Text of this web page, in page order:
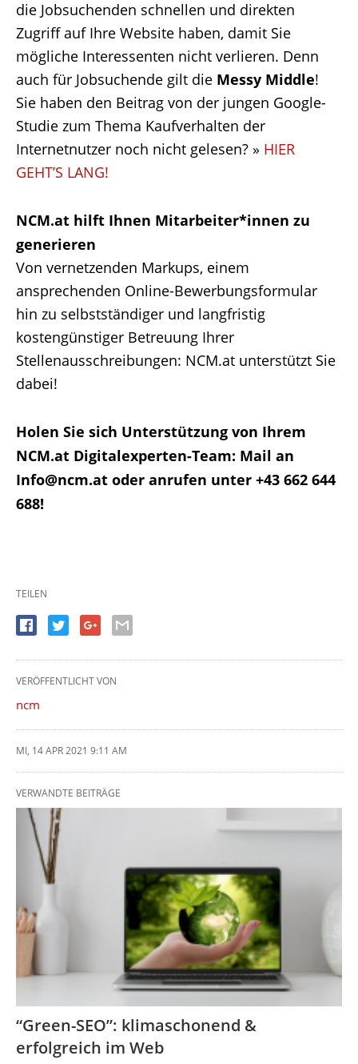
die Jobsuchenden schnellen und direkten
Zugriff auf Ihre Website haben, damit Sie
mögliche Interessenten nicht verlieren. Denn
auch für Jobsuchende gilt die Messy Middle!
Sie haben den Beitrag von der jungen Google-
Studie zum Thema Kaufverhalten der
Internetnutzer noch nicht gelesen? » HIER
GEHT’S LANG!
NCM.at hilft Ihnen Mitarbeiter*innen zu
generieren
Von vernetzenden Markups, einem
ansprechenden Online-Bewerbungsformular
hin zu selbstständiger und langfristig
kostengünstiger Betreuung Ihrer
Stellenausschreibungen: NCM.at unterstützt Sie
dabei!
Holen Sie sich Unterstützung von Ihrem
NCM.at Digitalexperten-Team: Mail an
Info@ncm.at oder anrufen unter +43 662 644
688!
TEILEN
VERÖFFENTLICHT VON
ncm
MI, 14 APR 2021 9:11 AM
VERWANDTE BEITRÄGE
“Green-SEO”: klimaschonend &
erfolgreich im Web